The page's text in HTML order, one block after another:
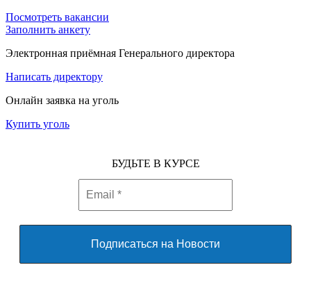
Посмотреть вакансии
Заполнить анкету
Электронная приёмная Генерального директора
Написать директору
Онлайн заявка на уголь
Купить уголь
БУДЬТЕ В КУРСЕ